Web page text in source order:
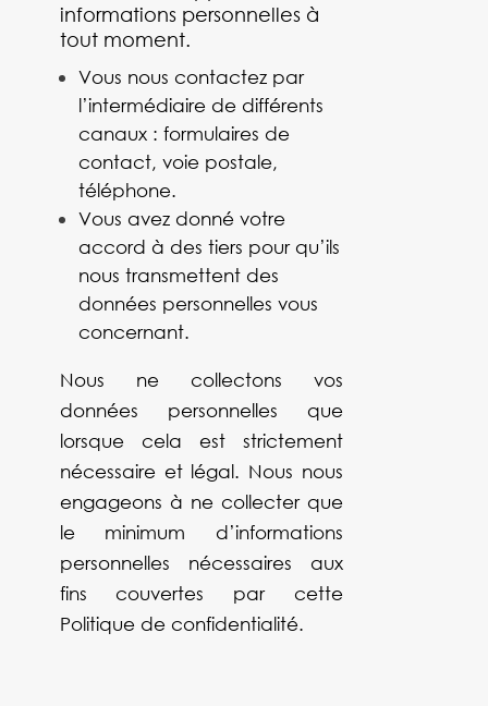
informations personnelles à
tout moment.
Vous nous contactez par
l’intermédiaire de différents
canaux : formulaires de
contact, voie postale,
téléphone.
Vous avez donné votre
accord à des tiers pour qu’ils
nous transmettent des
données personnelles vous
concernant.
Nous ne collectons vos
données personnelles que
lorsque cela est strictement
nécessaire et légal. Nous nous
engageons à ne collecter que
le minimum d’informations
personnelles nécessaires aux
fins couvertes par cette
Politique de confidentialité.